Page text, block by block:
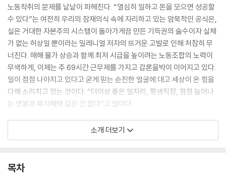
노동착취의 문제를 낱낱이 파헤친다. “열심히 일하고 돈을 모으면 성공할
수 있다”는 여전히 우리의 잠재의식 속에 자리하고 있는 암묵적인 공식은,
실은 거대한 자본주의 시스템이 돌아가게끔 만든 기득권의 술수이자 실체
가 없는 허상일 뿐이라는 밀레니얼 저자의 뜨거운 고발로 인해 처참히 무
너진다. 매해 물가 상승과 함께 최저 시급을 높이려는 노동조합의 노력이
무색하게, 이제는 주 69시간 근무제를 가지고 갑론을박이 이어지고 있다.
일이 점점 나아지고 있다고 굳게 믿는 순진한 얼굴에 대고 세상이 온 힘을
다해 소리치고 있는 것이다. “더이상 좋은 일자리, 평생직장, 점점 늘어나
는 연봉과 복지혜택 같은 건 없다”고 말이다.
이유는 간단하다. 언제나 일이 우리를 필요로 하는 것보다 우리가 더 일을
필요로 하기 때문이다. 몇 년간 축적한 근로소득과 복지수당이 없다면 아
나고, 이직률은 갈수록 높아진다. 저임금 노동자일수록, 직급이 낮을수록
소개 더보기
목차